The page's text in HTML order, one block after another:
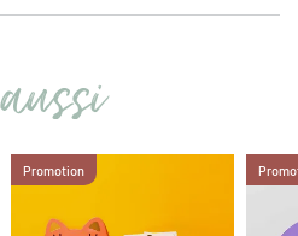
aussi
Promotion